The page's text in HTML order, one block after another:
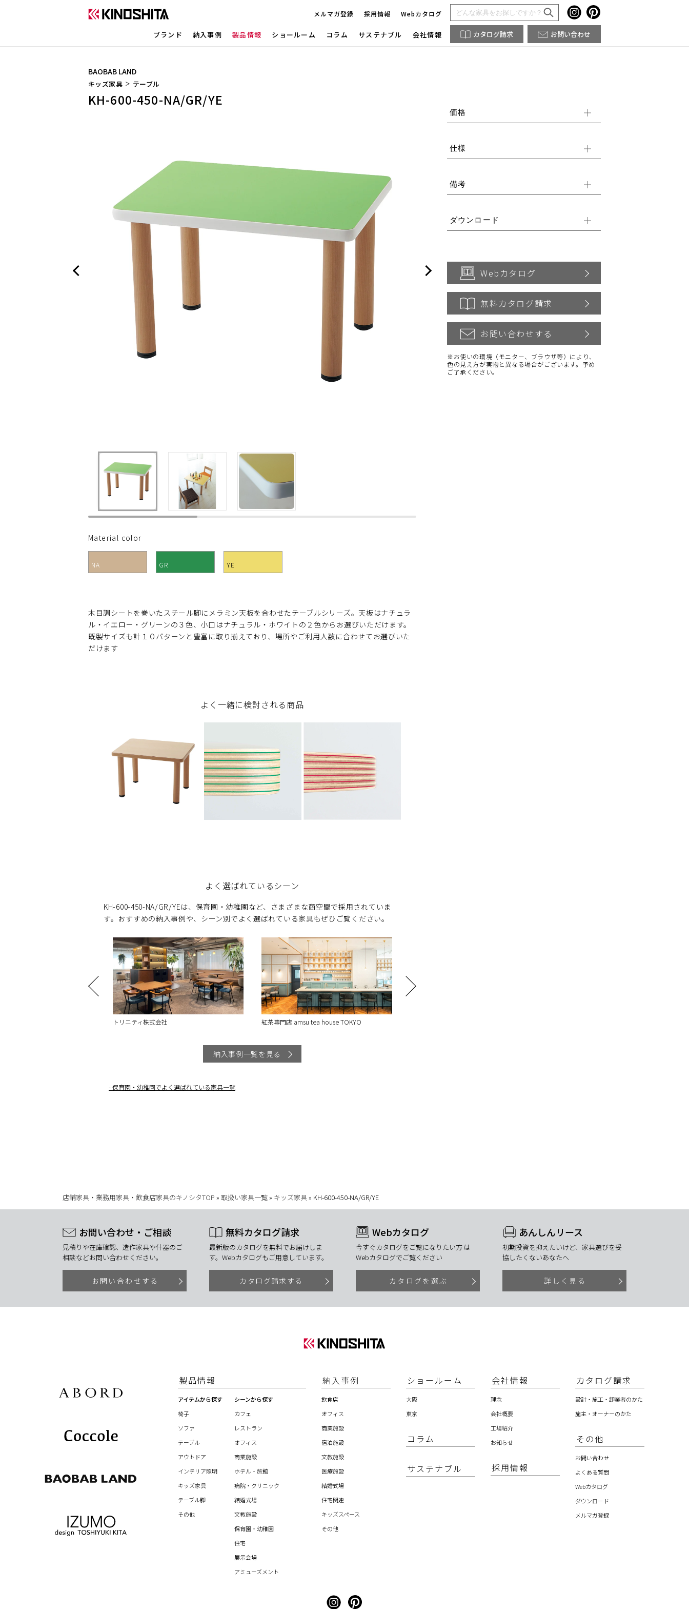
メルマガ登録 採用情報 Webカタログ
ブランド 納入事例 製品情報 ショールーム コラム サステナブル 会社情報 カタログ請求 お問い合わせ
BAOBAB LAND
キッズ家具 テーブル
KH-600-450-NA/GR/YE
Material color
NA GR YE
木目調シートを巻いたスチール脚にメラミン天板を合わせたテーブルシリーズ。天板はナチュラ
ル・イエロー・グリーンの３色、小口はナチュラル・ホワイトの２色からお選びいただけます。
既製サイズも計１０パターンと豊富に取り揃えており、場所やご利用人数に合わせてお選びいた
だけます
よく一緒に検討される商品
よく選ばれているシーン
KH-600-450-NA/GR/YEは、保育園・幼稚園など、さまざまな商空間で採用されていま
す。おすすめの納入事例や、シーン別でよく選ばれている家具もぜひご覧ください。
紅茶専門店 amsu tea house TOKYO 株式会社ソーシャルインテリア オフィス移転
納入事例一覧を見る
保育園・幼稚園でよく選ばれている家具一覧
価格
仕様
備考
ダウンロード
Webカタログ
無料カタログ請求
お問い合わせする
※お使いの環境（モニター、ブラウザ等）により、
色の見え方が実物と異なる場合がございます。予め
ご了承ください。
店舗家具・業務用家具・飲食店家具のキノシタTOP » 取扱い家具一覧» キッズ家具» KH-600-450-NA/GR/YE
お問い合わせ・ご相談
見積りや在庫確認、造作家具や什器のご
相談などお問い合わせください。
お問い合わせする
無料カタログ請求
最新版のカタログを無料でお届けしま
す。Webカタログもご用意しています。
カタログ請求する
Webカタログ
今すぐカタログをご覧になりたい方 は
Webカタログでご覧ください
カタログを選ぶ
あんしんリース
初期投資を抑えたいけど、家具選びを妥
協したくないあなたへ
詳しく見る
製品情報
アイテムから探す
椅子
ソファ
テーブル
アウトドア
インテリア照明
キッズ家具
テーブル脚
その他
シーンから探す
カフェ
レストラン
オフィス
商業施設
ホテル・旅館
病院・クリニック
結婚式場
文教施設
保育園・幼稚園
住宅
展示会場
アミューズメント
納入事例
飲食店
オフィス
商業施設
宿泊施設
文教施設
医療施設
結婚式場
住宅関連
キッズスペース
その他
ショールーム
大阪
東京
コラム
サステナブル
会社情報
理念
会社概要
工場紹介
お知らせ
採用情報
カタログ請求
設計・施工・卸業者のかた
施主・オーナーのかた
その他
お問い合わせ
よくある質問
Webカタログ
ダウンロード
メルマガ登録